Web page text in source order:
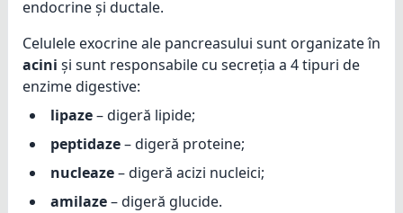
endocrine și ductale.
Celulele exocrine ale pancreasului sunt organizate în
acini și sunt responsabile cu secreția a 4 tipuri de
enzime digestive:
lipaze– digeră lipide;
peptidaze– digeră proteine;
nucleaze– digeră acizi nucleici;
amilaze– digeră glucide.